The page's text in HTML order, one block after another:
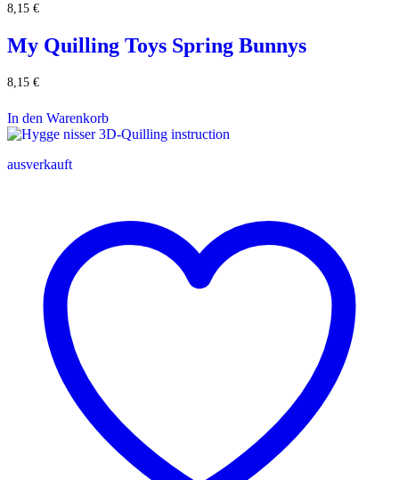
8,15 €
My Quilling Toys Spring Bunnys
8,15 €
In den Warenkorb
ausverkauft